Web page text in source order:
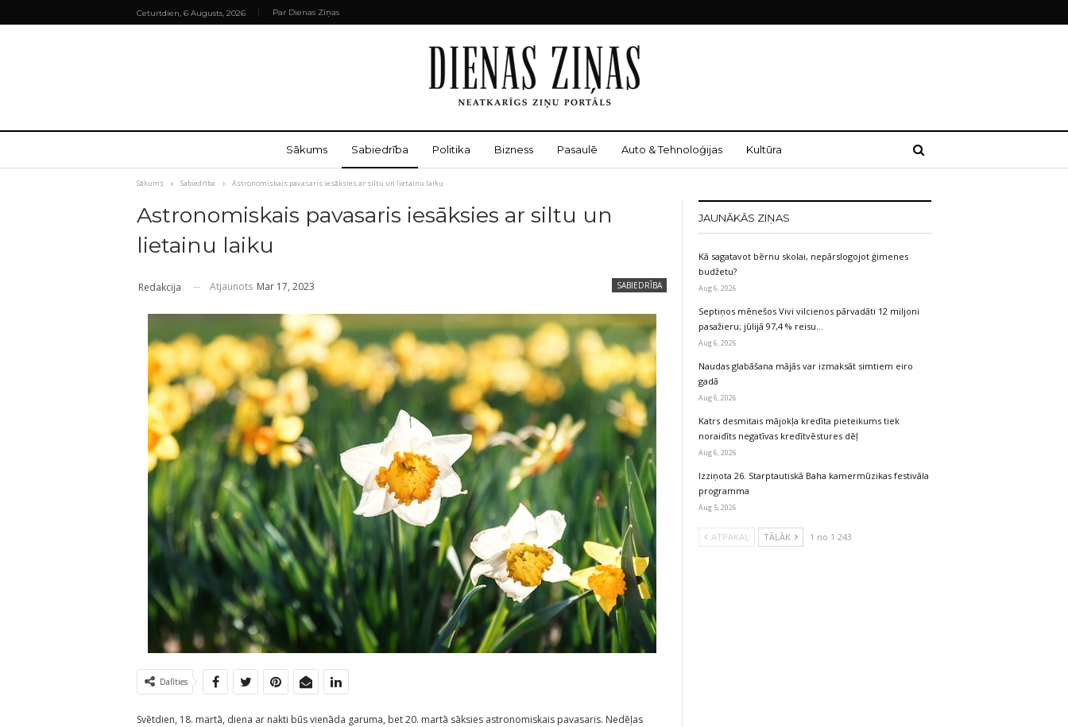
Ceturtdien, 6 Augusts, 2026 Par Dienas Ziņas
Sākums Sabiedrība Politika Bizness Pasaulē Auto & Tehnoloģijas Kultūra
Sākums Sabiedrība Astronomiskais pavasaris iesāksies ar siltu un lietainu laiku
Astronomiskais pavasaris iesāksies ar siltu un
lietainu laiku
SABIEDRĪBA
Redakcija Atjaunots Mar 17, 2023
Dalīties
Svētdien, 18. martā, diena ar nakti būs vienāda garuma, bet 20. martā sāksies astronomiskais pavasaris. Nedēļas
JAUNĀKĀS ZIŅAS
Kā sagatavot bērnu skolai, nepārslogojot ģimenes
budžetu?
Aug 6, 2026
Septiņos mēnešos Vivi vilcienos pārvadāti 12 miljoni
pasažieru; jūlijā 97,4 % reisu…
Aug 6, 2026
Naudas glabāšana mājās var izmaksāt simtiem eiro
gadā
Aug 6, 2026
Katrs desmitais mājokļa kredīta pieteikums tiek
noraidīts negatīvas kredītvēstures dēļ
Aug 6, 2026
Izziņota 26. Starptautiskā Baha kamermūzikas festivāla
programma
Aug 5, 2026
ATPAKAĻ TĀLĀK 1 no 1 243